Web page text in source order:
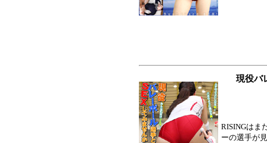
現役バ
RISINGはま
ーの選手が